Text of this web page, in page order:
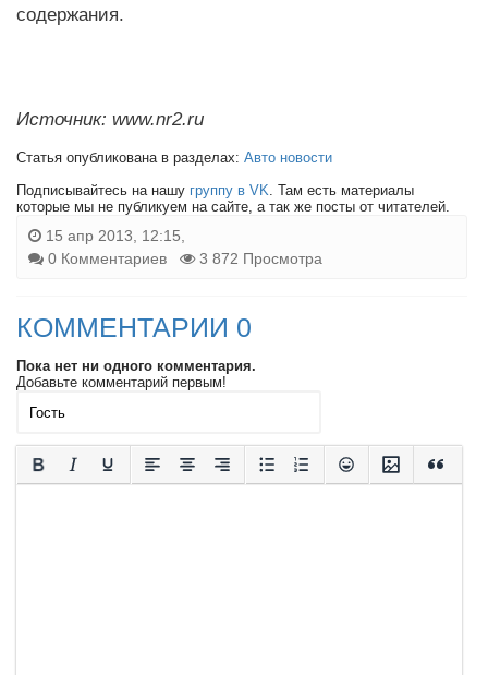
содержания.
Источник: www.nr2.ru
Статья опубликована в разделах: Авто новости
Подписывайтесь на нашу группу в VK. Там есть материалы
которые мы не публикуем на сайте, а так же посты от читателей.
15 апр 2013, 12:15,
0 Комментариев
3 872 Просмотра
КОММЕНТАРИИ 0
Пока нет ни одного комментария.
Добавьте комментарий первым!